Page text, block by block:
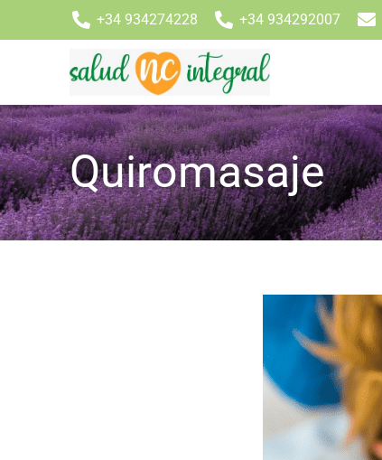
+34 934274228 +34 934292007
Quiromasaje